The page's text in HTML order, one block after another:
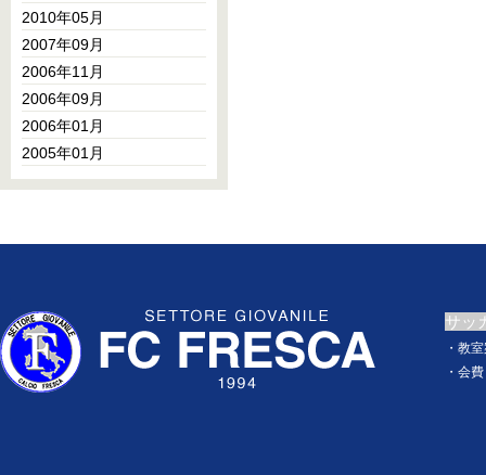
2010年05月
2007年09月
2006年11月
2006年09月
2006年01月
2005年01月
サッ
・ 教
・ 会費